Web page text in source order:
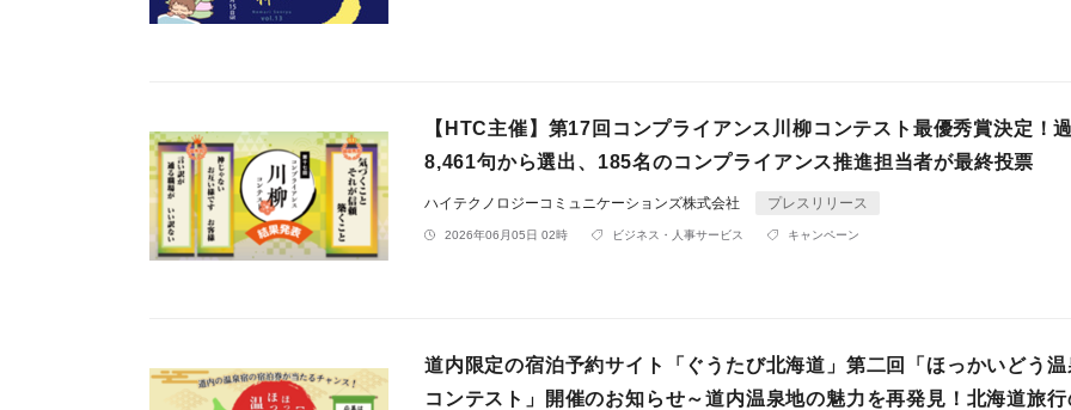
【HTC主催】第17回コンプライアンス川柳コンテスト最優秀賞決定！
8,461句から選出、185名のコンプライアンス推進担当者が最終投票
ハイテクノロジーコミュニケーションズ株式会社 プレスリリース
2026年06月05日 02時 ビジネス・人事サービス キャンペーン
道内限定の宿泊予約サイト「ぐうたび北海道」第二回「ほっかいどう
コンテスト」開催のお知らせ～道内温泉地の魅力を再発見！北海道旅